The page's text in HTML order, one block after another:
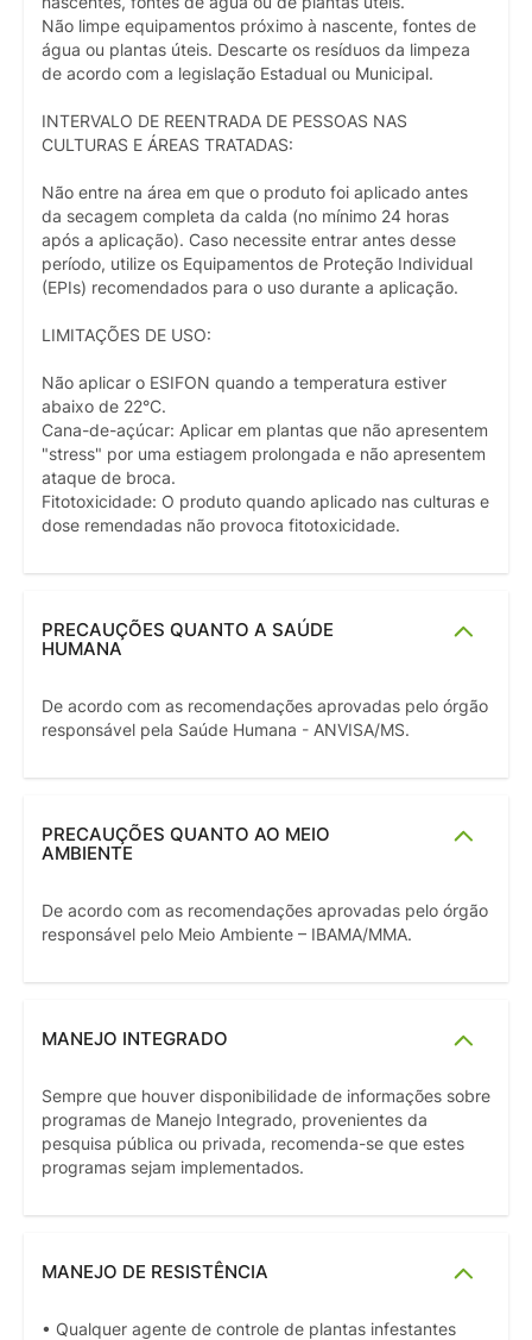
Não limpe equipamentos próximo à nascente, fontes de
água ou plantas úteis. Descarte os resíduos da limpeza
de acordo com a legislação Estadual ou Municipal.
INTERVALO DE REENTRADA DE PESSOAS NAS
CULTURAS E ÁREAS TRATADAS:
Não entre na área em que o produto foi aplicado antes
da secagem completa da calda (no mínimo 24 horas
após a aplicação). Caso necessite entrar antes desse
período, utilize os Equipamentos de Proteção Individual
(EPIs) recomendados para o uso durante a aplicação.
LIMITAÇÕES DE USO:
Não aplicar o ESIFON quando a temperatura estiver
abaixo de 22°C.
Cana-de-açúcar: Aplicar em plantas que não apresentem
"stress" por uma estiagem prolongada e não apresentem
ataque de broca.
Fitotoxicidade: O produto quando aplicado nas culturas e
dose remendadas não provoca fitotoxicidade.
PRECAUÇÕES QUANTO A SAÚDE
HUMANA
De acordo com as recomendações aprovadas pelo órgão
responsável pela Saúde Humana - ANVISA/MS.
PRECAUÇÕES QUANTO AO MEIO
AMBIENTE
De acordo com as recomendações aprovadas pelo órgão
responsável pelo Meio Ambiente – IBAMA/MMA.
MANEJO INTEGRADO
Sempre que houver disponibilidade de informações sobre
programas de Manejo Integrado, provenientes da
pesquisa pública ou privada, recomenda-se que estes
programas sejam implementados.
MANEJO DE RESISTÊNCIA
• Qualquer agente de controle de plantas infestantes